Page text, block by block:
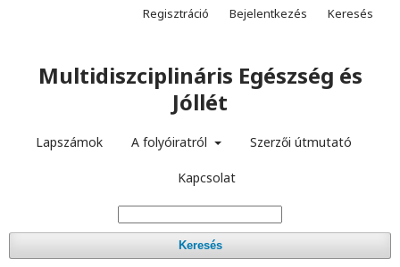
Multidiszciplináris Egészség és
Jóllét
Lapszámok A folyóiratról Szerzői útmutató
Kapcsolat
Keresés
Regisztráció Bejelentkezés Keresés